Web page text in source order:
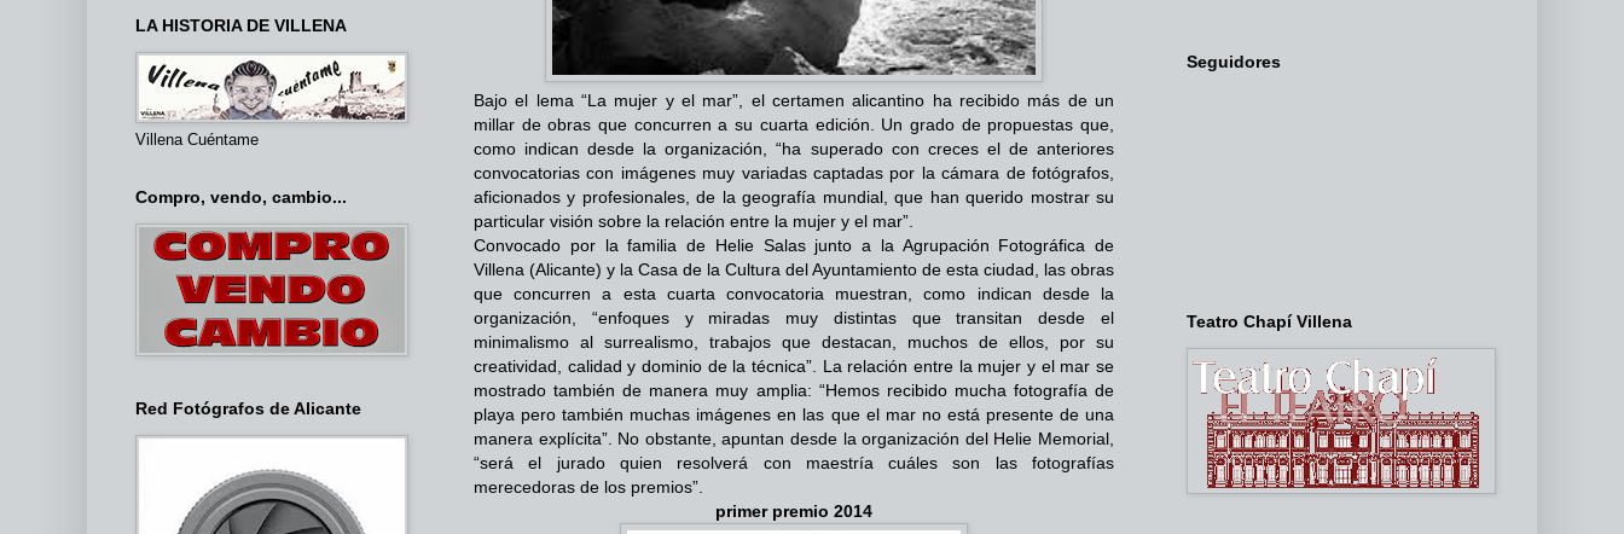
Bajo el lema “La mujer y el mar”, el certamen alicantino ha recibido más de un
millar de obras que concurren a su cuarta edición. Un grado de propuestas que,
como indican desde la organización, “ha superado con creces el de anteriores
convocatorias con imágenes muy variadas captadas por la cámara de fotógrafos,
aficionados y profesionales, de la geografía mundial, que han querido mostrar su
particular visión sobre la relación entre la mujer y el mar”.
Convocado por la familia de Helie Salas junto a la Agrupación Fotográfica de
Villena (Alicante) y la Casa de la Cultura del Ayuntamiento de esta ciudad, las obras
que concurren a esta cuarta convocatoria muestran, como indican desde la
organización, “enfoques y miradas muy distintas que transitan desde el
minimalismo al surrealismo, trabajos que destacan, muchos de ellos, por su
creatividad, calidad y dominio de la técnica”. La relación entre la mujer y el mar se
mostrado también de manera muy amplia: “Hemos recibido mucha fotografía de
playa pero también muchas imágenes en las que el mar no está presente de una
manera explícita”. No obstante, apuntan desde la organización del Helie Memorial,
“será el jurado quien resolverá con maestría cuáles son las fotografías
merecedoras de los premios”.
primer premio 2014
LA HISTORIA DE VILLENA
Villena Cuéntame
Compro, vendo, cambio...
Red Fotógrafos de Alicante
Seguidores
Teatro Chapí Villena